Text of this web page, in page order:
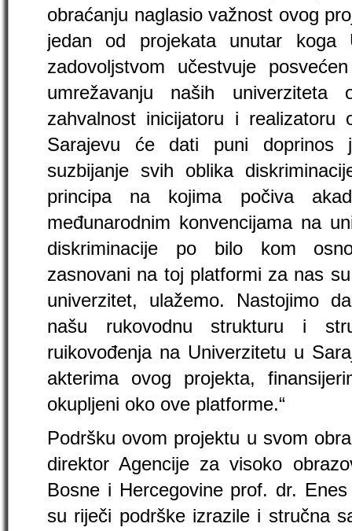
obraćanju naglasio važnost ovog
jedan od projekata unutar koga
zadovoljstvom učestvuje
umrežavanju naših
zahvalnost inicijatoru i realizatoru
Sarajevu će dati puni doprinos
suzbijanje svih oblika
principa na kojima počiva
međunarodnim konvencijama na
diskriminacije po bilo kom
zasnovani na toj platformi za nas
univerzitet, ulažemo. Nastojimo
našu rukovodnu strukturu i
ruikovođenja na Univerzitetu u
akterima ovog projekta,
okupljeni oko ove platforme.“
Podršku ovom projektu u svom
direktor Agencije za visoko
Bosne i Hercegovine prof. dr.
su riječi podrške izrazile i stručna